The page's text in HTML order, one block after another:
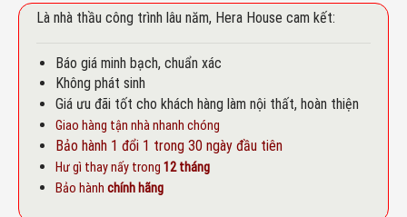
Là nhà thầu công trình lâu năm, Hera House cam kết:
Báo giá minh bạch, chuẩn xác
Không phát sinh
Giá ưu đãi tốt cho khách hàng làm nội thất, hoàn thiện
Giao hàng tận nhà nhanh chóng
Bảo hành 1 đổi 1 trong 30 ngày đầu tiên
Hư gì thay nấy trong 12 tháng
Bảo hành chính hãng